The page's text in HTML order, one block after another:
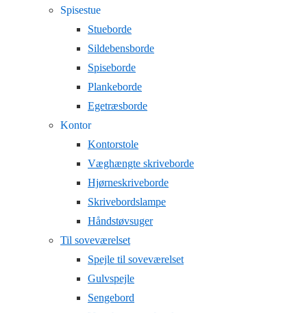
Spisestue
Stueborde
Sildebensborde
Spiseborde
Plankeborde
Egetræsborde
Kontor
Kontorstole
Væghængte skriveborde
Hjørneskriveborde
Skrivebordslampe
Håndstøvsuger
Til soveværelset
Spejle til soveværelset
Gulvspejle
Sengebord